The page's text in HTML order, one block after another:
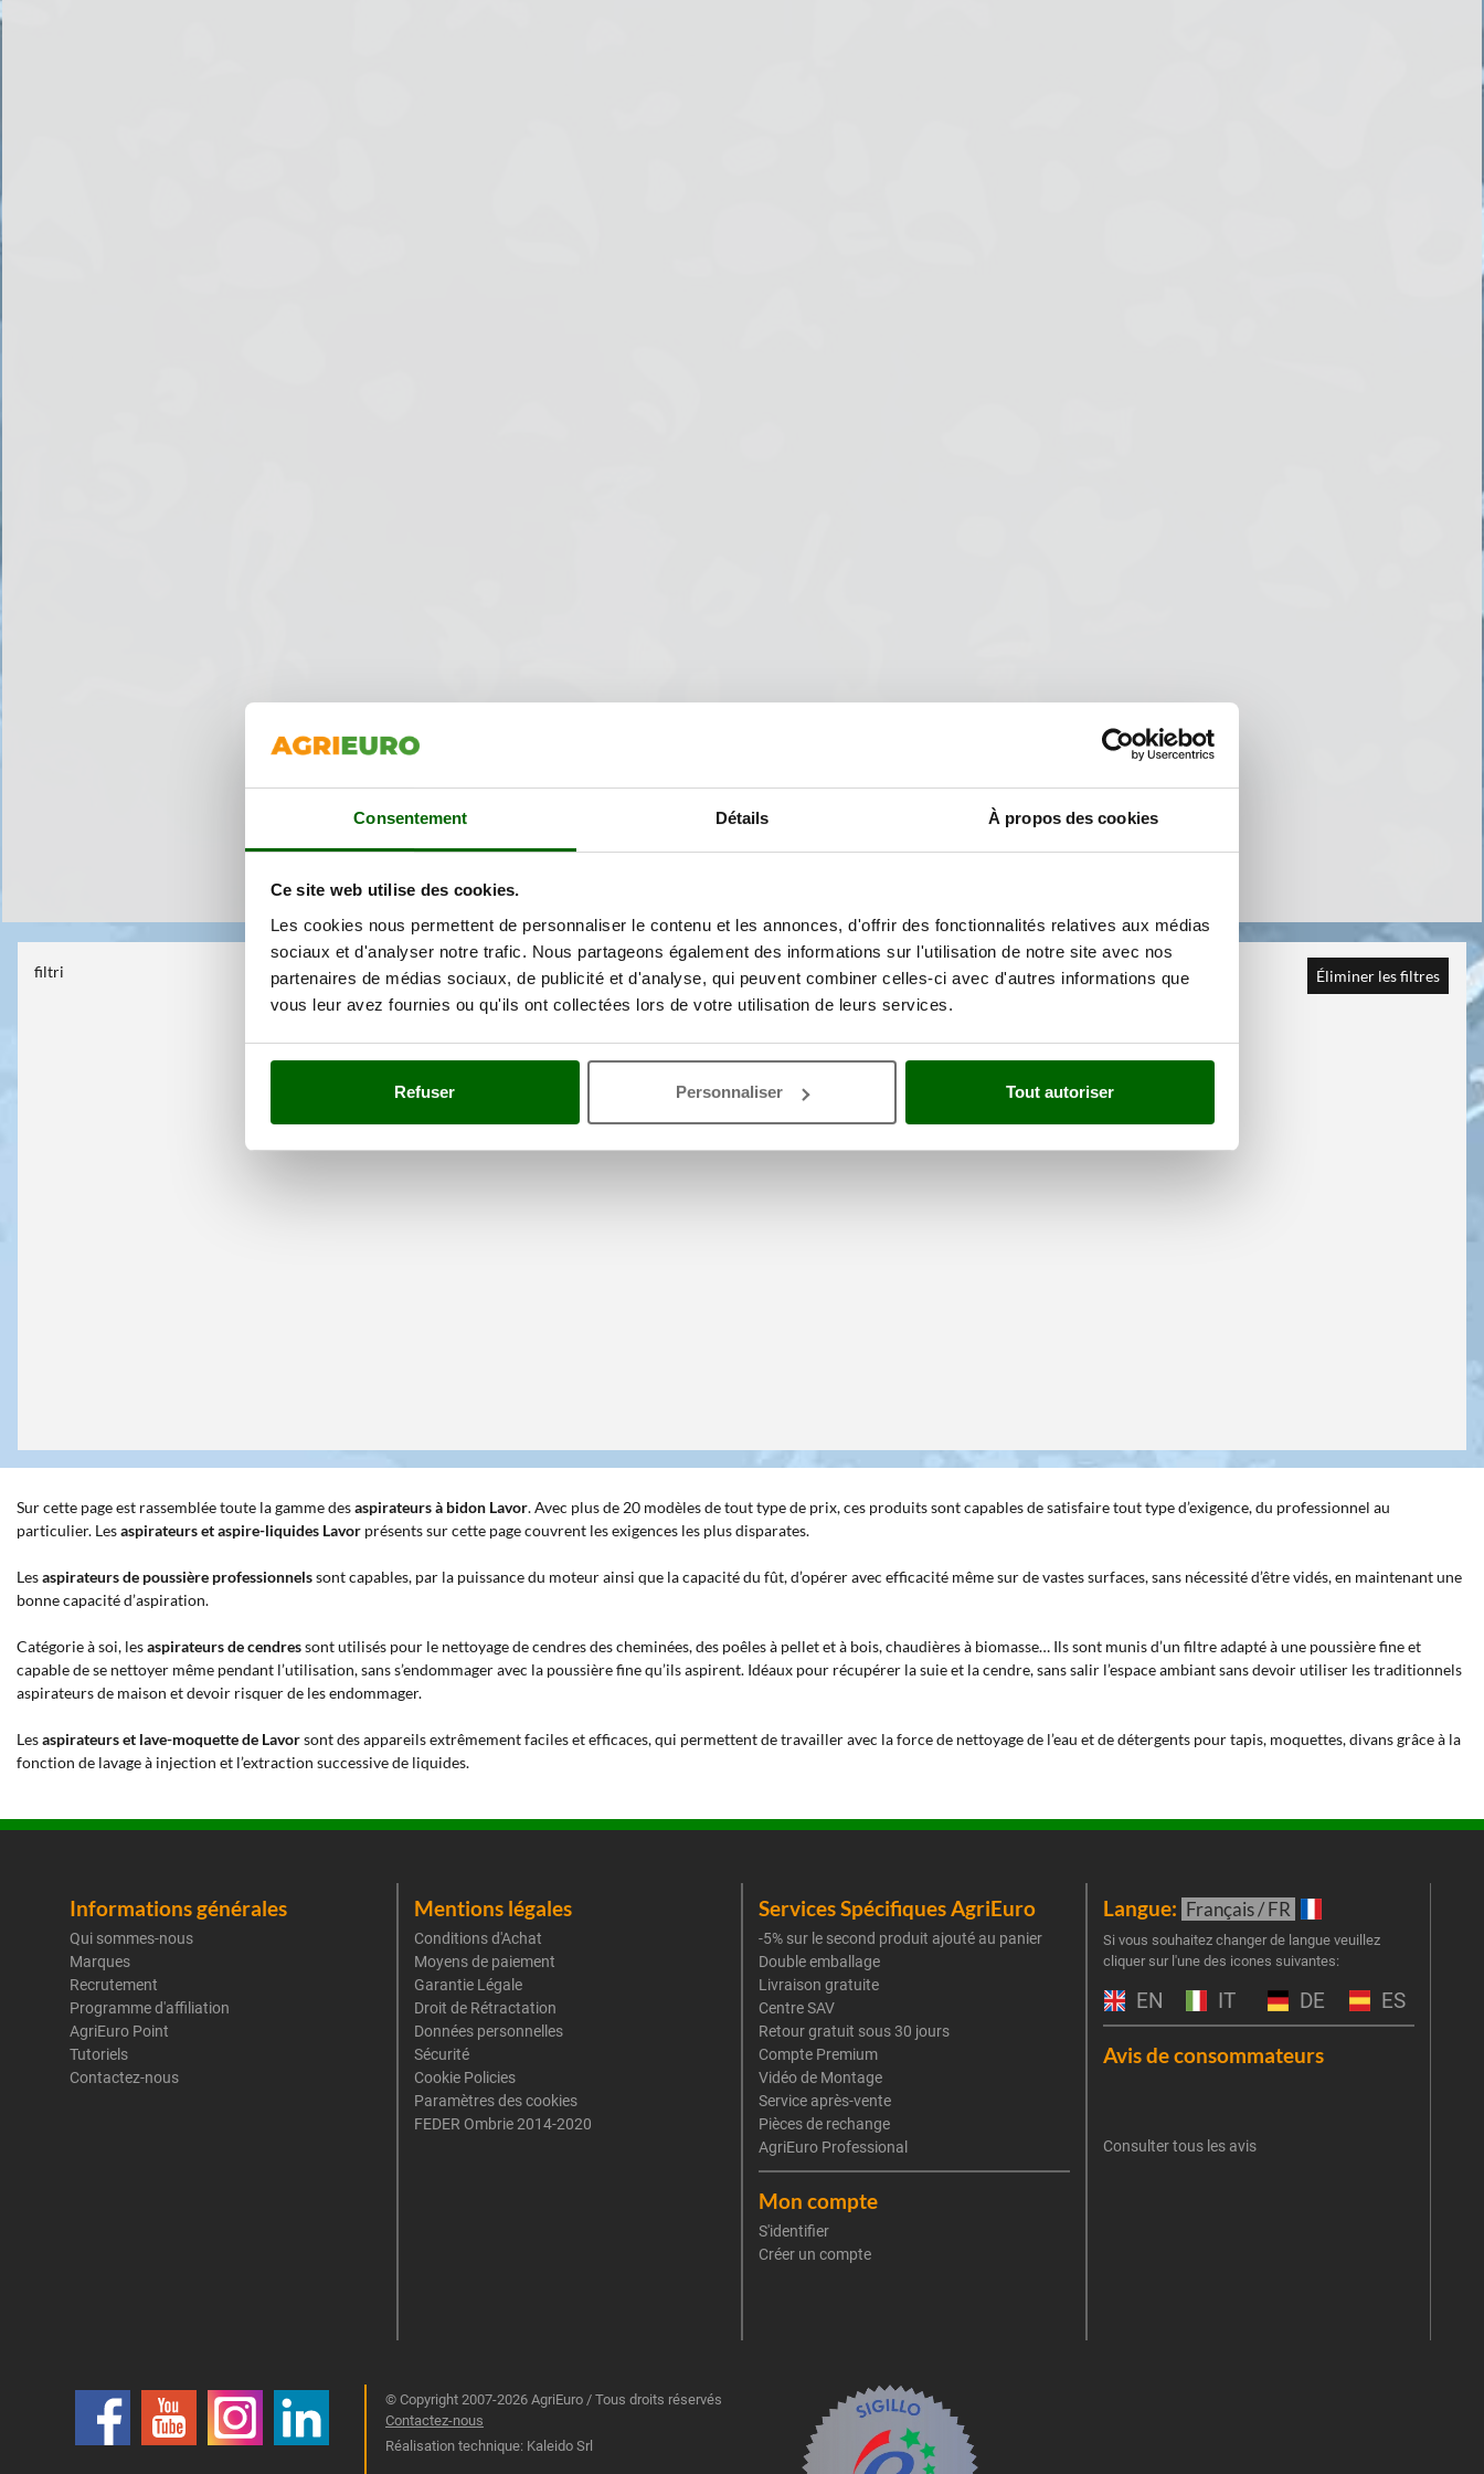
Consentement Détails À propos des cookies
Ce site web utilise des cookies.
Les cookies nous permettent de personnaliser le contenu et les annonces, d'offrir des fonctionnalités relatives aux médias
sociaux et d'analyser notre trafic. Nous partageons également des informations sur l'utilisation de notre site avec nos
partenaires de médias sociaux, de publicité et d'analyse, qui peuvent combiner celles-ci avec d'autres informations que
vous leur avez fournies ou qu'ils ont collectées lors de votre utilisation de leurs services.
Refuser Personnaliser Tout autoriser
filtri Aucun filtre sélectionné Éliminer les filtres
Sur cette page est rassemblée toute la gamme desaspirateurs à bidon Lavor. Avec plus de 20 modèles de tout type de prix, ces produits sont capables de satisfaire tout type d’exigence, du professionnel au
particulier. Lesaspirateurs et aspire-liquides Lavor présents sur cette page couvrent les exigences les plus disparates.
Lesaspirateurs de poussière professionnelssont capables, par la puissance du moteur ainsi que la capacité du fût, d’opérer avec efficacité même sur de vastes surfaces, sans nécessité d’être vidés, en maintenant une
bonne capacité d’aspiration.
Catégorie à soi, lesaspirateurs de cendressont utilisés pour le nettoyage de cendres des cheminées, des poêles à pellet et à bois, chaudières à biomasse… Ils sont munis d’un filtre adapté à une poussière fine et
capable de se nettoyer même pendant l’utilisation, sans s’endommager avec la poussière fine qu’ils aspirent. Idéaux pour récupérer la suie et la cendre, sans salir l’espace ambiant sans devoir utiliser les traditionnels
aspirateurs de maison et devoir risquer de les endommager.
Lesaspirateurs et lave-moquette de Lavorsont des appareils extrêmement faciles et efficaces, qui permettent de travailler avec la force de nettoyage de l’eau et de détergents pour tapis, moquettes, divans grâce à la
fonction de lavage à injection et l’extraction successive de liquides.
Informations générales
Qui sommes-nous
Marques
Recrutement
Programme d'affiliation
AgriEuro Point
Tutoriels
Contactez-nous
Mentions légales
Conditions d'Achat
Moyens de paiement
Garantie Légale
Droit de Rétractation
Données personnelles
Sécurité
Cookie Policies
Paramètres des cookies
FEDER Ombrie 2014-2020
Services Spécifiques AgriEuro
-5% sur le second produit ajouté au panier
Double emballage
Livraison gratuite
Centre SAV
Retour gratuit sous 30 jours
Compte Premium
Vidéo de Montage
Service après-vente
Pièces de rechange
AgriEuro Professional
Mon compte
S'identifier
Créer un compte
Langue: Français / FR
Si vous souhaitez changer de langue veuillez
cliquer sur l'une des icones suivantes:
EN IT DE ES
Avis de consommateurs
Consulter tous les avis
© Copyright 2007-2026 AgriEuro / Tous droits réservés
Contactez-nous
Réalisation technique: Kaleido Srl